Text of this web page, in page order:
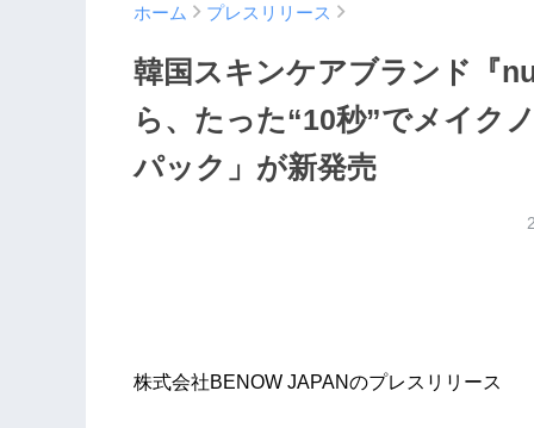
ホーム プレスリリース
韓国スキンケアブランド『
ら、たった“10秒”でメイク
パック」が新発売
株式会社BENOW JAPANのプレスリリース